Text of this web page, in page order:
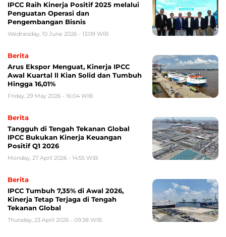
IPCC Raih Kinerja Positif 2025 melalui
Penguatan Operasi dan
Pengembangan Bisnis
Wednesday, 10 June 2026 - 13:09 WIB
Berita
Arus Ekspor Menguat, Kinerja IPCC
Awal Kuartal ll Kian Solid dan Tumbuh
Hingga 16,01%
Friday, 29 May 2026 - 16:04 WIB
Berita
Tangguh di Tengah Tekanan Global
IPCC Bukukan Kinerja Keuangan
Positif Q1 2026
Monday, 27 April 2026 - 14:55 WIB
Berita
IPCC Tumbuh 7,35% di Awal 2026,
Kinerja Tetap Terjaga di Tengah
Tekanan Global
Thursday, 23 April 2026 - 09:38 WIB